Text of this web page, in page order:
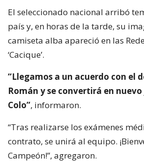
El seleccionado nacional arribó
país y, en horas de la tarde, su
camiseta alba apareció en las
‘Cacique’.
“Llegamos a un acuerdo con el
Román y se convertirá en
Colo”, informaron.
“Tras realizarse los exámenes
contrato, se unirá al equipo.
Campeón!”, agregaron.